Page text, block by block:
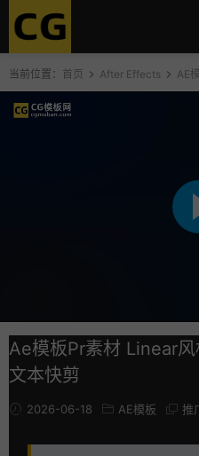
当前位置： 首页 After Effects AE
Ae模板Pr素材 Linear
文本快剪
2026-06-18 AE模板 推